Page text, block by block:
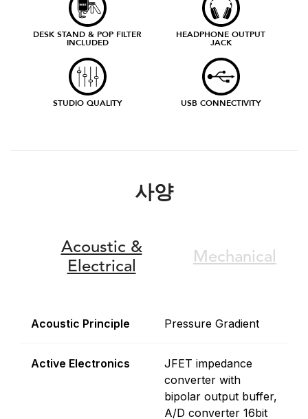
DESK STAND & POP FILTER
INCLUDED
HEADPHONE OUTPUT
JACK
STUDIO QUALITY USB CONNECTIVITY
사양
Acoustic &
Electrical
Mechanical
Acoustic Principle Pressure Gradient
Active Electronics
JFET impedance
converter with
bipolar output buffer,
A/D converter 16bit